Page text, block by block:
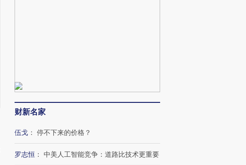
财新名家
伍戈 ： 停不下来的价格？
罗志恒 ： 中美人工智能竞争：道路比技术更重要